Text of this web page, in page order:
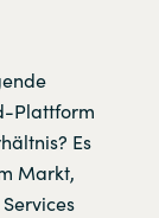
Plattform
Es
Markt,